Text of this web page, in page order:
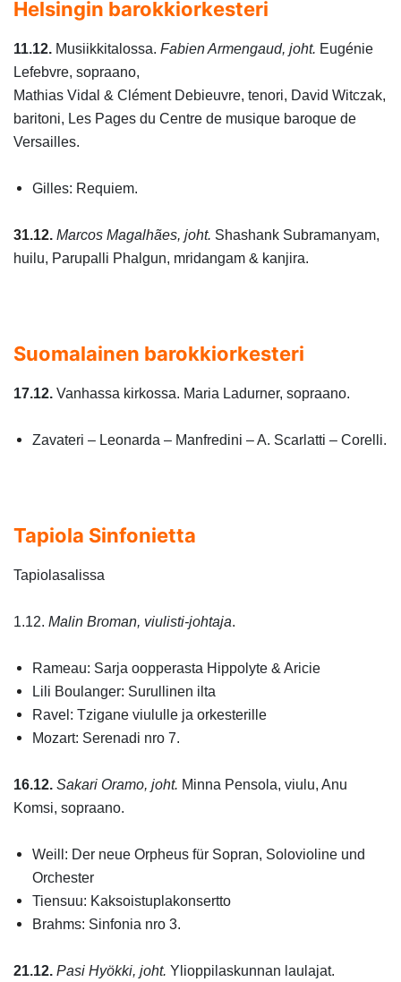
Helsingin barokkiorkesteri
11.12. Musiikkitalossa. Fabien Armengaud, joht. Eugénie
Lefebvre, sopraano,
Mathias Vidal & Clément Debieuvre, tenori, David Witczak,
baritoni, Les Pages du Centre de musique baroque de
Versailles.
Gilles: Requiem.
31.12. Marcos Magalhães, joht. Shashank Subramanyam,
huilu, Parupalli Phalgun, mridangam & kanjira.
Suomalainen barokkiorkesteri
17.12. Vanhassa kirkossa. Maria Ladurner, sopraano.
Zavateri – Leonarda – Manfredini – A. Scarlatti – Corelli.
Tapiola Sinfonietta
Tapiolasalissa
1.12. Malin Broman, viulisti-johtaja.
Rameau: Sarja oopperasta Hippolyte & Aricie
Lili Boulanger: Surullinen ilta
Ravel: Tzigane viululle ja orkesterille
Mozart: Serenadi nro 7.
16.12. Sakari Oramo, joht. Minna Pensola, viulu, Anu
Komsi, sopraano.
Weill: Der neue Orpheus für Sopran, Solovioline und
Orchester
Tiensuu: Kaksoistuplakonsertto
Brahms: Sinfonia nro 3.
21.12. Pasi Hyökki, joht. Ylioppilaskunnan laulajat.